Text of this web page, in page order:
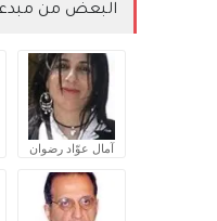
البعض من
آمال عوّاد رضوان